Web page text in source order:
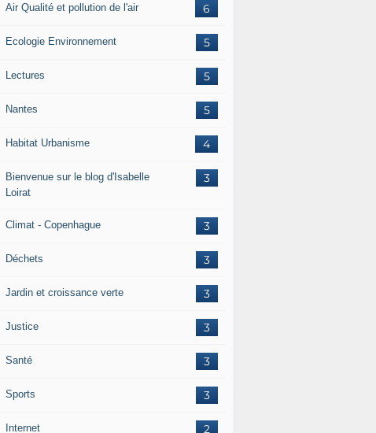
6
Air Qualité et pollution de l'air
5
Ecologie Environnement
5
Lectures
5
Nantes
4
Habitat Urbanisme
3
Bienvenue sur le blog d'Isabelle
Loirat
3
Climat - Copenhague
3
Déchets
3
Jardin et croissance verte
3
Justice
3
Santé
3
Sports
2
Internet